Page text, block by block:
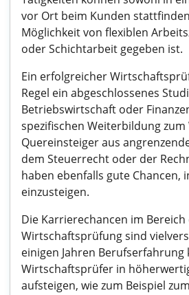
vor Ort beim Kunden
Möglichkeit von flexiblen
oder Schichtarbeit gegeben ist.
Ein erfolgreicher
Regel ein abgeschlossenes
Betriebswirtschaft oder
spezifischen Weiterbildung
Quereinsteiger aus
dem Steuerrecht oder der
haben ebenfalls gute Chancen,
einzusteigen.
Die Karrierechancen im Bereich
Wirtschaftsprüfung sind
einigen Jahren Berufserfahrung
Wirtschaftsprüfer in
aufsteigen, wie zum Beispiel